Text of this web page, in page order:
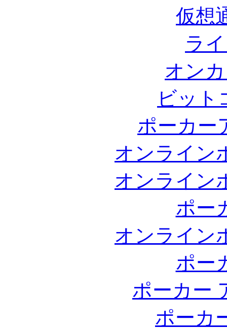
仮想
ラ
オン
ビット
ポーカー
オンライン
オンライン
ポー
オンライン
ポー
ポーカー
ポーカ